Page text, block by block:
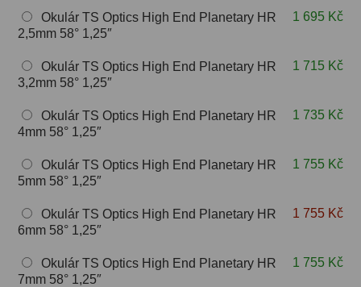
CLS a UHC13
Mlhovinové 14
Hβ4
SII 2
Planetární 6
Barevné 66
Okulár TS Optics High End Planetary HR
2,5mm 58° 1,25″
1 695 Kč
Okulár TS Optics High End Planetary HR
3,2mm 58° 1,25″
1 715 Kč
Okulár TS Optics High End Planetary HR
4mm 58° 1,25″
1 735 Kč
Okulár TS Optics High End Planetary HR
5mm 58° 1,25″
1 755 Kč
Okulár TS Optics High End Planetary HR
6mm 58° 1,25″
1 755 Kč
Okulár TS Optics High End Planetary HR
7mm 58° 1,25″
1 755 Kč